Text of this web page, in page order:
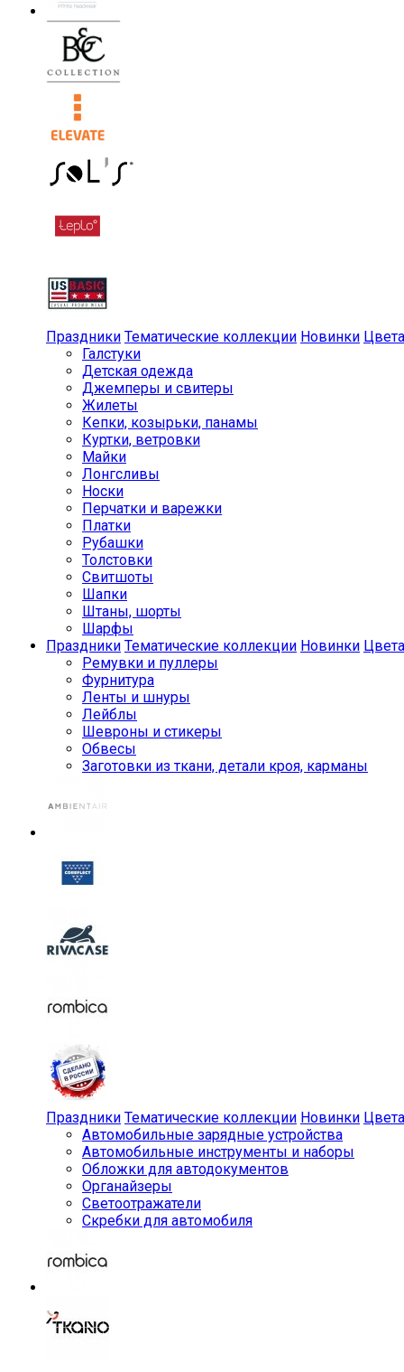
Праздники Тематические коллекции Новинки Цвета
Галстуки
Детская одежда
Джемперы и свитеры
Жилеты
Кепки, козырьки, панамы
Куртки, ветровки
Майки
Лонгсливы
Носки
Перчатки и варежки
Платки
Рубашки
Толстовки
Свитшоты
Шапки
Штаны, шорты
Шарфы
Праздники Тематические коллекции Новинки Цвета
Ремувки и пуллеры
Фурнитура
Ленты и шнуры
Лейблы
Шевроны и стикеры
Обвесы
Заготовки из ткани, детали кроя, карманы
Праздники Тематические коллекции Новинки Цвета
Автомобильные зарядные устройства
Автомобильные инструменты и наборы
Обложки для автодокументов
Органайзеры
Светоотражатели
Скребки для автомобиля